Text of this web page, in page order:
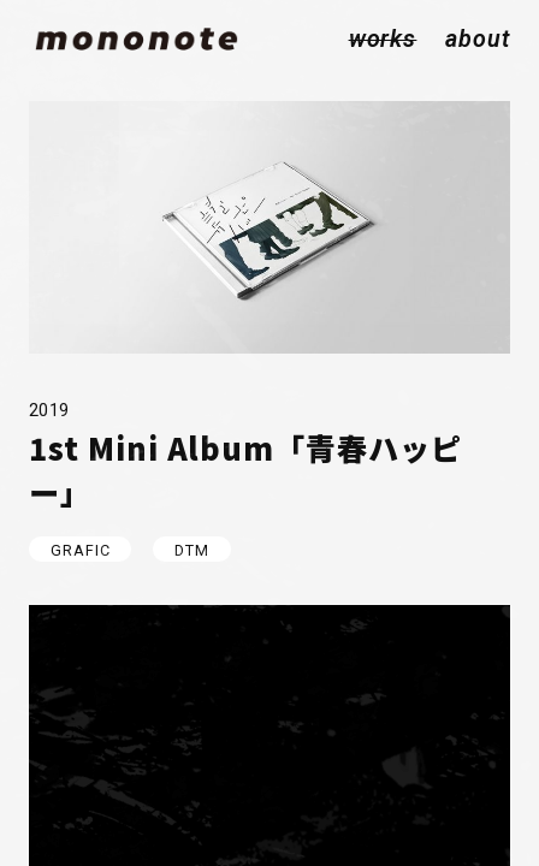
works about
2019
1st Mini Album「青春ハッピ
ー」
GRAFIC DTM